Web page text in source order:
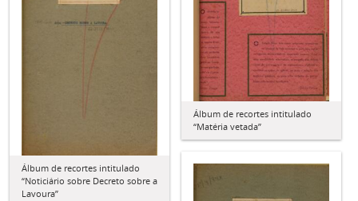
Álbum de recortes intitulado
“Matéria vetada”
Álbum de recortes intitulado
“Noticiário sobre Decreto sobre a
Lavoura”